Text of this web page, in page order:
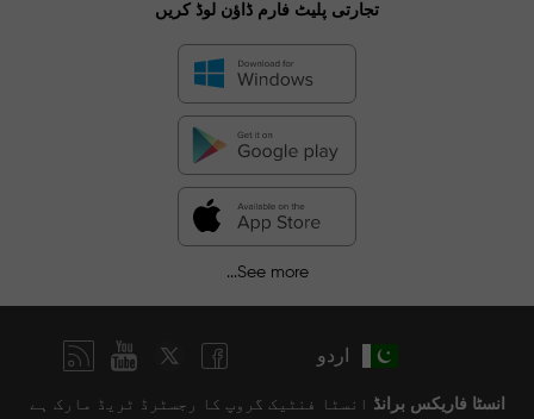
تجارتی پلیٹ فارم ڈاؤن لوڈ کریں
See more...
اردو
انسٹا فاریکس برانڈ انسٹا فنٹیک گروپ کا رجسٹرڈ ٹریڈ مارک ہے